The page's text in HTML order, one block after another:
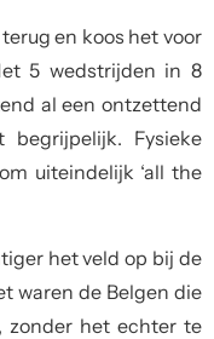
en koos het voor
5 wedstrijden in 8
al een ontzettend
begrijpelijk. Fysieke
uiteindelijk ‘all the
het veld op bij de
waren de Belgen die
zonder het echter te